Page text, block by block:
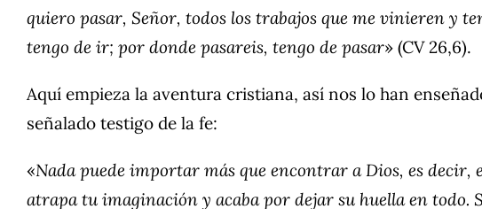
quiero pasar, Señor, todos los trabajos que me vinieren y
tengo de ir; por donde pasareis, tengo de pasar» (CV 26,6).
Aquí empieza la aventura cristiana, así nos lo han
señalado testigo de la fe:
«Nada puede importar más que encontrar a Dios, es
atrapa tu imaginación y acaba por dejar su huella en todo.